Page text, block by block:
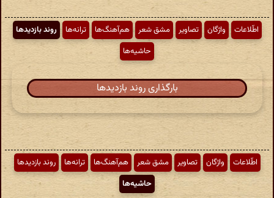
اطّلاعات واژگان تصاویر مشق شعر هم‌آهنگ‌ها ترانه‌ها
روند بازدیدها
حاشیه‌ها
بارگذاری روند بازدیدها
اطّلاعات واژگان تصاویر مشق شعر هم‌آهنگ‌ها ترانه‌ها
روند بازدیدها
حاشیه‌ها